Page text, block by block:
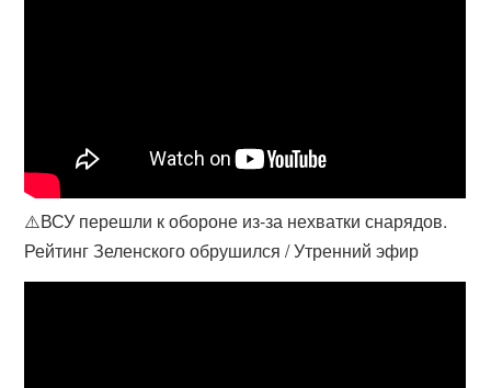
⚠️ВСУ перешли к обороне из-за нехватки снарядов.
Рейтинг Зеленского обрушился / Утренний эфир